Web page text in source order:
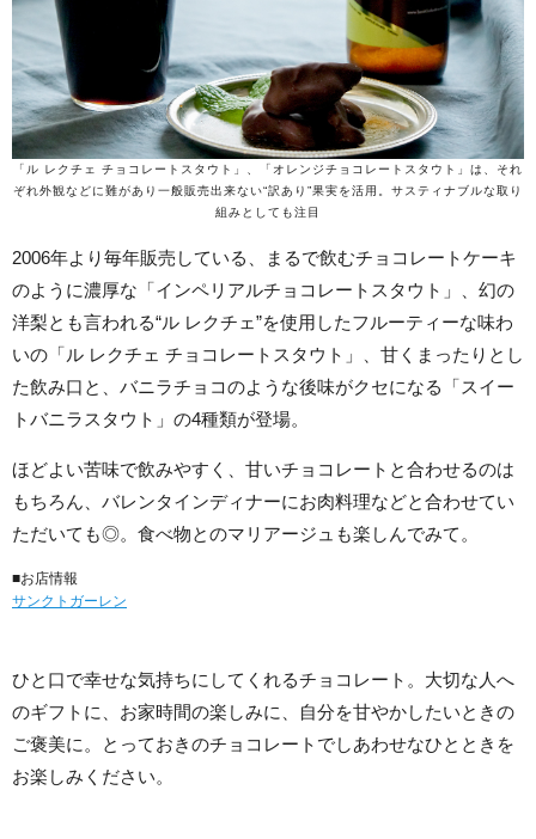
「ル レクチェ チョコレートスタウト」、「オレンジチョコレートスタウト」は、それ
ぞれ外観などに難があり一般販売出来ない“訳あり”果実を活用。サスティナブルな取り
組みとしても注目
2006年より毎年販売している、まるで飲むチョコレートケーキ
のように濃厚な「インペリアルチョコレートスタウト」、幻の
洋梨とも言われる“ル レクチェ”を使用したフルーティーな味わ
いの「ル レクチェ チョコレートスタウト」、甘くまったりとし
た飲み口と、バニラチョコのような後味がクセになる「スイー
トバニラスタウト」の4種類が登場。
ほどよい苦味で飲みやすく、甘いチョコレートと合わせるのは
もちろん、バレンタインディナーにお肉料理などと合わせてい
ただいても◎。食べ物とのマリアージュも楽しんでみて。
■お店情報
サンクトガーレン
ひと口で幸せな気持ちにしてくれるチョコレート。大切な人へ
のギフトに、お家時間の楽しみに、自分を甘やかしたいときの
ご褒美に。とっておきのチョコレートでしあわせなひとときを
お楽しみください。